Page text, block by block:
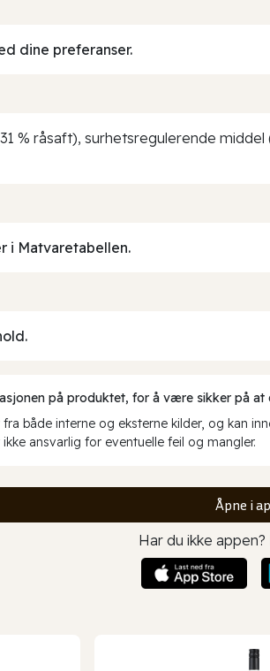
dine preferanser.
% råsaft), surhetsregulerende
i Matvaretabellen.
på produktet, for å være sikker på at
både interne og eksterne kilder, og kan
ansvarlig for eventuelle feil og mangler.
Åpne i
Har du ikke